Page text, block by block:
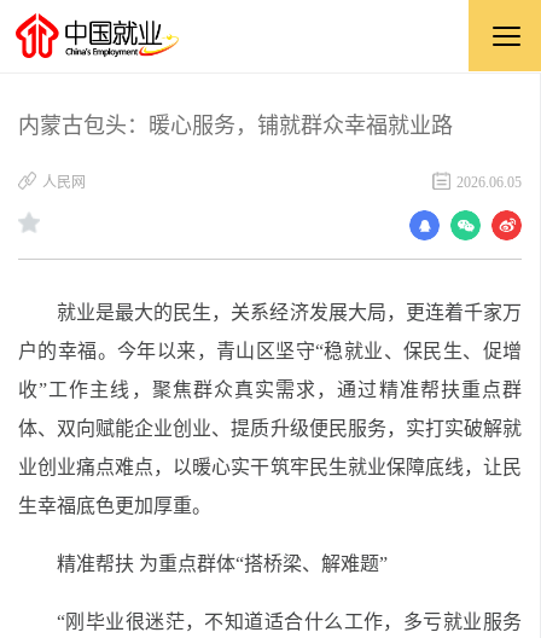
内蒙古包头：暖心服务，铺就群众幸福就业路
​人民网 2026.06.05
就业是最大的民生，关系经济发展大局，更连着千家万
户的幸福。今年以来，青山区坚守“稳就业、保民生、促增
收”工作主线，聚焦群众真实需求，通过精准帮扶重点群
体、双向赋能企业创业、提质升级便民服务，实打实破解就
业创业痛点难点，以暖心实干筑牢民生就业保障底线，让民
生幸福底色更加厚重。
精准帮扶 为重点群体“搭桥梁、解难题”
“刚毕业很迷茫，不知道适合什么工作，多亏就业服务